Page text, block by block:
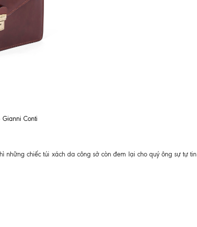
Conti
chiếc túi xách da công sở còn đem lại cho quý ông sự tự tin